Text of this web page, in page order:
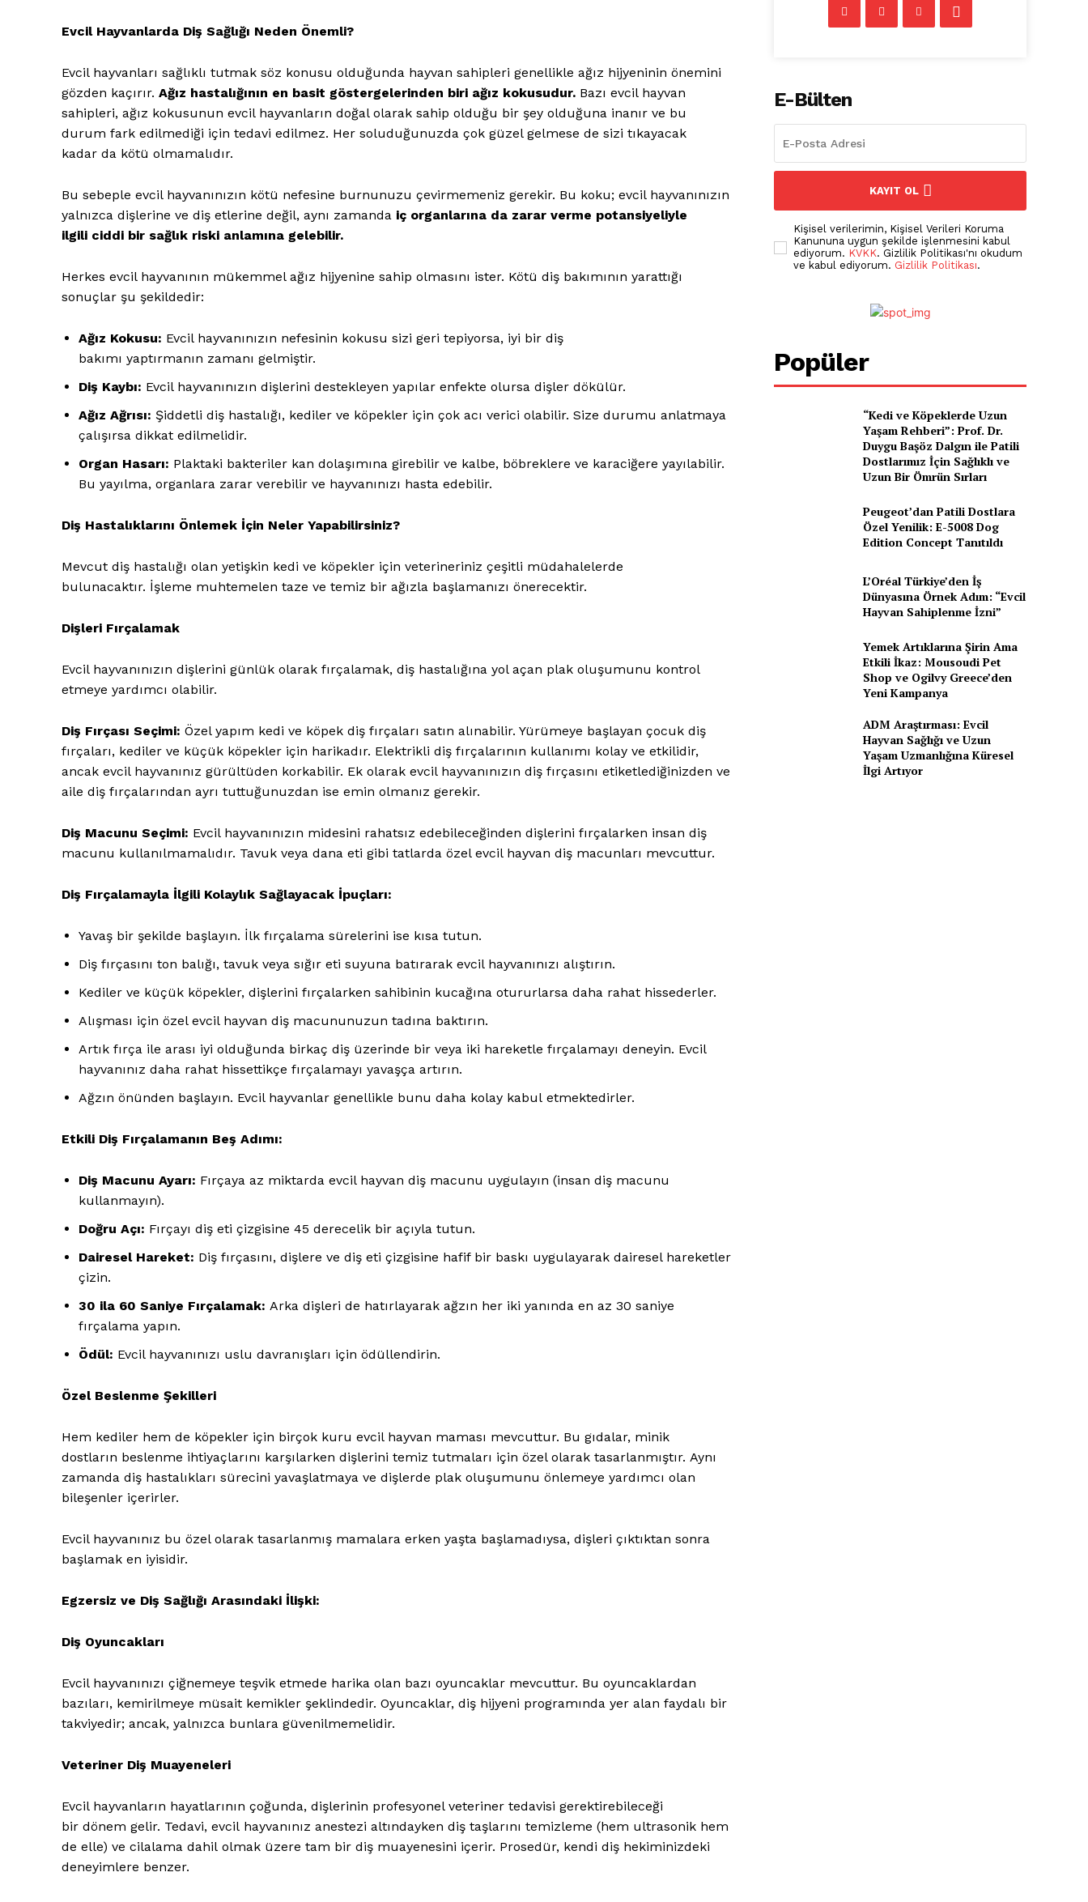
Türkiye'nin Sektörel
Gazetesi
E-BÜLTENE ÜYE OL
PetHaber Gazetesi
Ana Sayfa
Köşe Yazıları
Evcil Hayvanlarda Diş Sağlığı Neden Önemli?
Evcil hayvanları sağlıklı tutmak söz konusu olduğunda hayvan sahipleri genellikle ağız hijyeninin önemini
gözden kaçırır. Ağız hastalığının en basit göstergelerinden biri ağız kokusudur. Bazı evcil hayvan
sahipleri, ağız kokusunun evcil hayvanların doğal olarak sahip olduğu bir şey olduğuna inanır ve bu
durum fark edilmediği için tedavi edilmez. Her soluduğunuzda çok güzel gelmese de sizi tıkayacak
kadar da kötü olmamalıdır.
Bu sebeple evcil hayvanınızın kötü nefesine burnunuzu çevirmemeniz gerekir. Bu koku; evcil hayvanınızın
yalnızca dişlerine ve diş etlerine değil, aynı zamanda iç organlarına da zarar verme potansiyeliyle
ilgili ciddi bir sağlık riski anlamına gelebilir.
Herkes evcil hayvanının mükemmel ağız hijyenine sahip olmasını ister. Kötü diş bakımının yarattığı
sonuçlar şu şekildedir:
Ağız Kokusu: Evcil hayvanınızın nefesinin kokusu sizi geri tepiyorsa, iyi bir diş
bakımı yaptırmanın zamanı gelmiştir.
Diş Kaybı: Evcil hayvanınızın dişlerini destekleyen yapılar enfekte olursa dişler dökülür.
Ağız Ağrısı: Şiddetli diş hastalığı, kediler ve köpekler için çok acı verici olabilir. Size durumu anlatmaya
çalışırsa dikkat edilmelidir.
Organ Hasarı: Plaktaki bakteriler kan dolaşımına girebilir ve kalbe, böbreklere ve karaciğere yayılabilir.
Bu yayılma, organlara zarar verebilir ve hayvanınızı hasta edebilir.
Diş Hastalıklarını Önlemek İçin Neler Yapabilirsiniz?
Mevcut diş hastalığı olan yetişkin kedi ve köpekler için veterineriniz çeşitli müdahalelerde
bulunacaktır. İşleme muhtemelen taze ve temiz bir ağızla başlamanızı önerecektir.
Dişleri Fırçalamak
Evcil hayvanınızın dişlerini günlük olarak fırçalamak, diş hastalığına yol açan plak oluşumunu kontrol
etmeye yardımcı olabilir.
Diş Fırçası Seçimi: Özel yapım kedi ve köpek diş fırçaları satın alınabilir. Yürümeye başlayan çocuk diş
fırçaları, kediler ve küçük köpekler için harikadır. Elektrikli diş fırçalarının kullanımı kolay ve etkilidir,
ancak evcil hayvanınız gürültüden korkabilir. Ek olarak evcil hayvanınızın diş fırçasını etiketlediğinizden ve
aile diş fırçalarından ayrı tuttuğunuzdan ise emin olmanız gerekir.
Diş Macunu Seçimi: Evcil hayvanınızın midesini rahatsız edebileceğinden dişlerini fırçalarken insan diş
macunu kullanılmamalıdır. Tavuk veya dana eti gibi tatlarda özel evcil hayvan diş macunları mevcuttur.
Diş Fırçalamayla İlgili Kolaylık Sağlayacak İpuçları:
Yavaş bir şekilde başlayın. İlk fırçalama sürelerini ise kısa tutun.
Diş fırçasını ton balığı, tavuk veya sığır eti suyuna batırarak evcil hayvanınızı alıştırın.
Kediler ve küçük köpekler, dişlerini fırçalarken sahibinin kucağına otururlarsa daha rahat hissederler.
Alışması için özel evcil hayvan diş macununuzun tadına baktırın.
Artık fırça ile arası iyi olduğunda birkaç diş üzerinde bir veya iki hareketle fırçalamayı deneyin. Evcil
hayvanınız daha rahat hissettikçe fırçalamayı yavaşça artırın.
Ağzın önünden başlayın. Evcil hayvanlar genellikle bunu daha kolay kabul etmektedirler.
Etkili Diş Fırçalamanın Beş Adımı:
Diş Macunu Ayarı: Fırçaya az miktarda evcil hayvan diş macunu uygulayın (insan diş macunu
kullanmayın).
Doğru Açı: Fırçayı diş eti çizgisine 45 derecelik bir açıyla tutun.
Dairesel Hareket: Diş fırçasını, dişlere ve diş eti çizgisine hafif bir baskı uygulayarak dairesel hareketler
çizin.
30 ila 60 Saniye Fırçalamak: Arka dişleri de hatırlayarak ağzın her iki yanında en az 30 saniye
fırçalama yapın.
Ödül: Evcil hayvanınızı uslu davranışları için ödüllendirin.
Özel Beslenme Şekilleri
Hem kediler hem de köpekler için birçok kuru evcil hayvan maması mevcuttur. Bu gıdalar, minik
dostların beslenme ihtiyaçlarını karşılarken dişlerini temiz tutmaları için özel olarak tasarlanmıştır. Aynı
zamanda diş hastalıkları sürecini yavaşlatmaya ve dişlerde plak oluşumunu önlemeye yardımcı olan
bileşenler içerirler.
Evcil hayvanınız bu özel olarak tasarlanmış mamalara erken yaşta başlamadıysa, dişleri çıktıktan sonra
başlamak en iyisidir.
Egzersiz ve Diş Sağlığı Arasındaki İlişki:
Diş Oyuncakları
Evcil hayvanınızı çiğnemeye teşvik etmede harika olan bazı oyuncaklar mevcuttur. Bu oyuncaklardan
bazıları, kemirilmeye müsait kemikler şeklindedir. Oyuncaklar, diş hijyeni programında yer alan faydalı bir
takviyedir; ancak, yalnızca bunlara güvenilmemelidir.
Veteriner Diş Muayeneleri
Evcil hayvanların hayatlarının çoğunda, dişlerinin profesyonel veteriner tedavisi gerektirebileceği
bir dönem gelir. Tedavi, evcil hayvanınız anestezi altındayken diş taşlarını temizleme (hem ultrasonik hem
de elle) ve cilalama dahil olmak üzere tam bir diş muayenesini içerir. Prosedür, kendi diş hekiminizdeki
deneyimlere benzer.
E-Bülten
KAYIT OL
Kişisel verilerimin, Kişisel Verileri Koruma
Kanununa uygun şekilde işlenmesini kabul
ediyorum. KVKK. Gizlilik Politikası'nı okudum
ve kabul ediyorum. Gizlilik Politikası.
Popüler
“Kedi ve Köpeklerde Uzun
Yaşam Rehberi”: Prof. Dr.
Duygu Başöz Dalgın ile Patili
Dostlarımız İçin Sağlıklı ve
Uzun Bir Ömrün Sırları
Peugeot’dan Patili Dostlara
Özel Yenilik: E-5008 Dog
Edition Concept Tanıtıldı
L’Oréal Türkiye’den İş
Dünyasına Örnek Adım: “Evcil
Hayvan Sahiplenme İzni”
Yemek Artıklarına Şirin Ama
Etkili İkaz: Mousoudi Pet
Shop ve Ogilvy Greece’den
Yeni Kampanya
ADM Araştırması: Evcil
Hayvan Sağlığı ve Uzun
Yaşam Uzmanlığına Küresel
İlgi Artıyor